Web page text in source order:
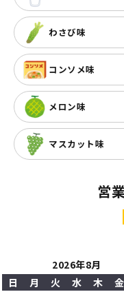
わさび味
コンソメ味
メロン味
マスカット味
営
2026年8月
日
月 火 水 木 金